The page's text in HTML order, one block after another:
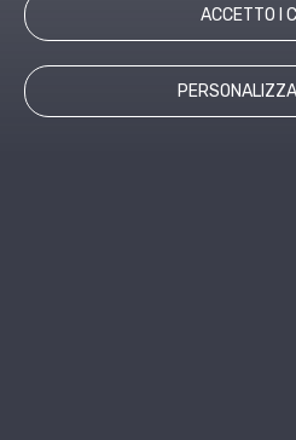
ACCETTO I